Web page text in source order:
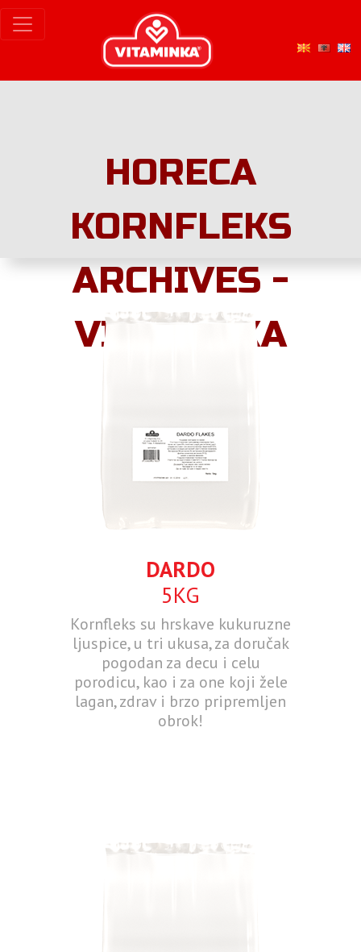
HORECA
KORNFLEKS
ARCHIVES -
VITAMINKA
DARDO
5KG
Kornfleks su hrskave kukuruzne
ljuspice, u tri ukusa, za doručak
pogodan za decu i celu
porodicu, kao i za one koji žele
lagan, zdrav i brzo pripremljen
obrok!